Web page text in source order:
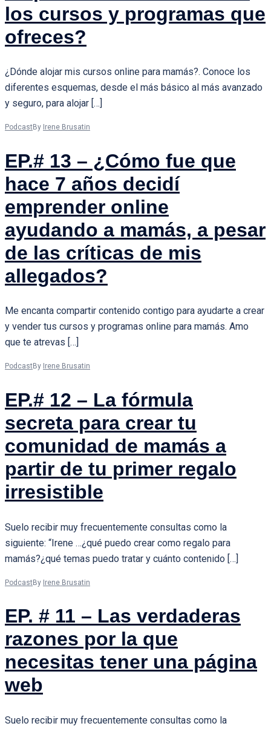
los cursos y programas que
ofreces?
¿Dónde alojar mis cursos online para mamás?. Conoce los
diferentes esquemas, desde el más básico al más avanzado
y seguro, para alojar […]
Podcast By Irene Brusatin
EP.# 13 – ¿Cómo fue que
hace 7 años decidí
emprender online
ayudando a mamás, a pesar
de las críticas de mis
allegados?
Me encanta compartir contenido contigo para ayudarte a crear
y vender tus cursos y programas online para mamás. Amo
que te atrevas […]
Podcast By Irene Brusatin
EP.# 12 – La fórmula
secreta para crear tu
comunidad de mamás a
partir de tu primer regalo
irresistible
Suelo recibir muy frecuentemente consultas como la
siguiente: “Irene …¿qué puedo crear como regalo para
mamás?¿qué temas puedo tratar y cuánto contenido […]
PodcastBy Irene Brusatin
EP. # 11 – Las verdaderas
razones por la que
necesitas tener una página
web
Suelo recibir muy frecuentemente consultas como la